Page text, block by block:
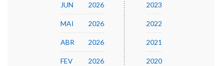
JUN 2026
MAI 2026
ABR 2026
FEV 2026
2023
2022
2021
2020